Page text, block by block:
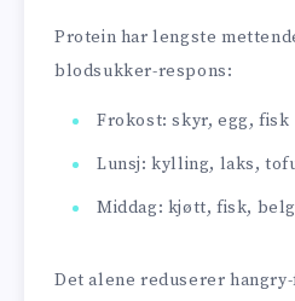
Protein har lengste
blodsukker-respons:
Frokost: skyr, egg, fisk
Lunsj: kylling, laks,
Middag: kjøtt, fisk,
Det alene reduserer